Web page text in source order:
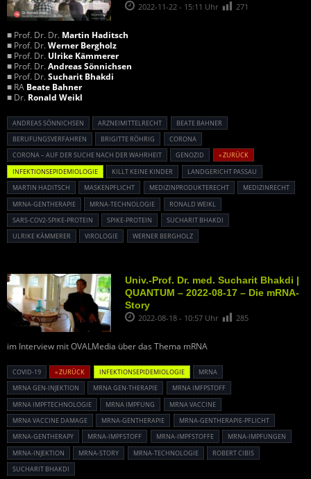
2022-11-22 - 15:11 Uhr 271
■ Prof. Dr. Dr. Martin Haditsch
■ Prof. Dr.Werner Bergholz
■ Prof. Dr. Ulrike Kämmerer
■ Prof. Dr.Andreas Sönnichsen
■ Prof. Dr.Sucharit Bhakdi
■ RA Beate Bahner
■ Dr. Ronald Weikl
ANDREAS SÖNNICHSEN ARZNEIMITTELRECHT
BEATE BAHNER
BERUFUNGSVERFAHREN
BRIGITTE RÖHRIG
CORONA
CORONA – AUF DER SUCHE NACH DER WAHRHEIT
GENOZID
« ZURÜCK
INFEKTIONSEPIDEMIOLOGIE
KILLT KEINE KINDER
LANDGERICHT PASSAU
MARTIN HADITSCH
MASKENPFLICHT MEDIZINPRODUKTERECHT
MEDIZINRECHT
MRNA-GENTHERAPIE
MRNA-TECHNOLOGIE
RONALD WEIKL
SARS-COV2-SPIKE-PROTEIN
SPIKE-PROTEIN
SUCHARIT BHAKDI
ULRIKE KÄMMERER
VIROLOGIE WERNER BERGHOLZ
Univ.-Prof. Dr. med. Sucharit Bhakdi |
QUANTUM – 2022-08-17 – Die mRNA-
Story
2022-08-18 - 10:57 Uhr 285
im Interview mit OVALMedia über das Thema mRNA
COVID-19 « ZURÜCK INFEKTIONSEPIDEMIOLOGIE
MRNA
MRNA GEN-INJEKTION
MRNA GEN-THERAPIE
MRNA IMFPSTOFF
MRNA IMPFTECHNOLOGIE
MRNA IMPFUNG
MRNA VACCINE
MRNA VACCINE DAMAGE
MRNA-GENTHERAPIE
MRNA-GENTHERAPIE-PFLICHT
MRNA-GENTHERAPY
MRNA-IMPFSTOFF MRNA-IMPFSTOFFE
MRNA-IMPFUNGEN
MRNA-INJEKTION
MRNA-STORY MRNA-TECHNOLOGIE
ROBERT CIBIS
SUCHARIT BHAKDI